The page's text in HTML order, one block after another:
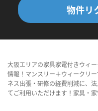
物件リ
大阪エリアの家具家電付きウィ
情報！マンスリー＋ウィークリ
ネス出張・研修の経費削減に、
てご利用いただけます！家具・